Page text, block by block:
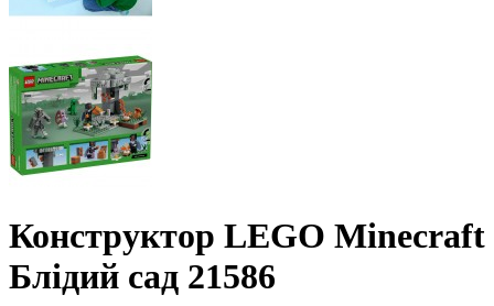
Конструктор LEGO Minecraft
Блідий сад 21586